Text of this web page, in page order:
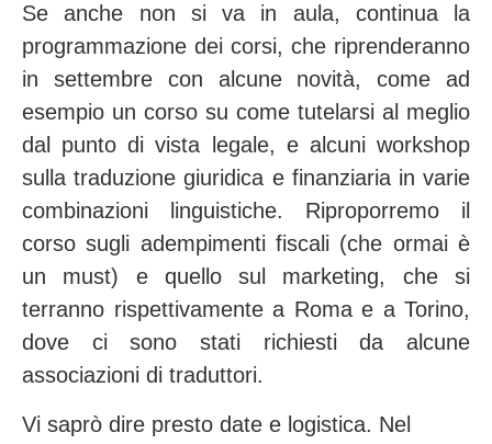
Se anche non si va in aula, continua la
programmazione dei corsi, che riprenderanno
in settembre con alcune novità, come ad
esempio un corso su come tutelarsi al meglio
dal punto di vista legale, e alcuni workshop
sulla traduzione giuridica e finanziaria in varie
combinazioni linguistiche. Riproporremo il
corso sugli adempimenti fiscali (che ormai è
un must) e quello sul marketing, che si
terranno rispettivamente a Roma e a Torino,
dove ci sono stati richiesti da alcune
associazioni di traduttori.
Vi saprò dire presto date e logistica. Nel